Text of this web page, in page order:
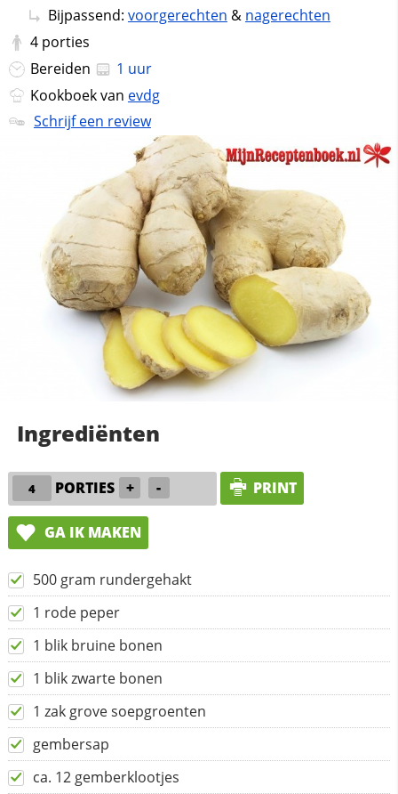
Bijpassend: voorgerechten & nagerechten
4 porties
Bereiden
1 uur
Kookboek van evdg
Schrijf een review
Ingrediënten
PORTIES + - PRINT
GA IK MAKEN
500 gram rundergehakt
1 rode peper
1 blik bruine bonen
1 blik zwarte bonen
1 zak grove soepgroenten
gembersap
ca. 12 gemberklootjes